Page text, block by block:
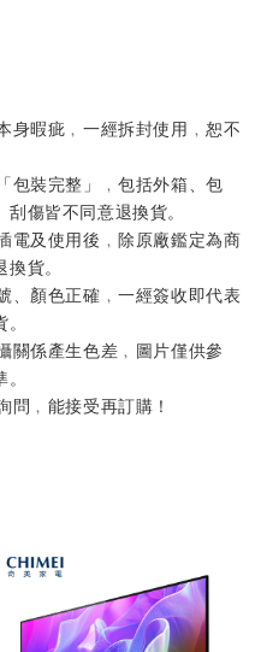
身暇疵﹐一經拆封使用﹐恕不
包裝完整」﹐包括外箱、包
傷皆不同意退換貨。
電及使用後﹐除原廠鑑定為商
貨。
、顏色正確﹐一經簽收即代表
關係產生色差﹐圖片僅供參
﹐能接受再訂購！